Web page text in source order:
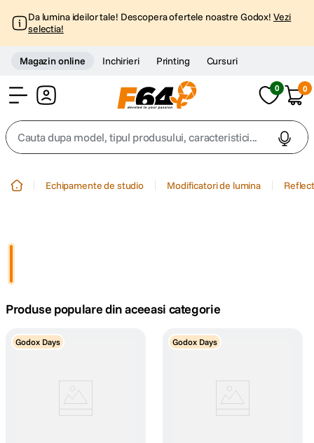
Da lumina ideilor tale! Descopera ofertele noastre Godox! Vezi
selectia!
Magazin online Inchirieri Printing Cursuri
0 0
Cauta dupa model, tipul produsului, caracteristici...
4. peak design
5. canon sx740 hs
Echipamente de studio Modificatori de lumina
Produse populare din aceeasi categorie
Godox Days Godox Days